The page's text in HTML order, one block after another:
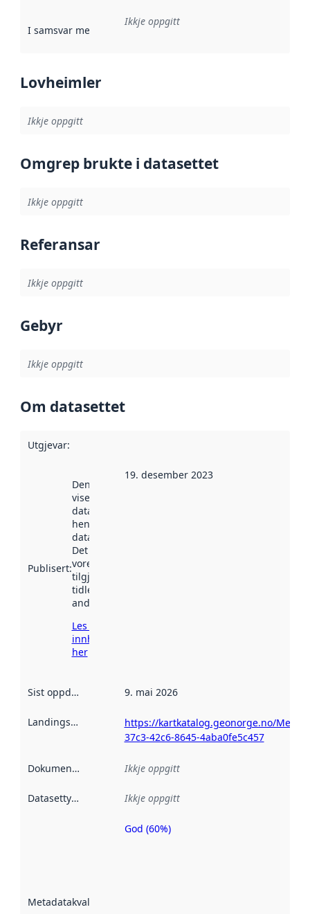
I samsvar med Referanse til ei implementeringsregel eller
Ikkje oppgitt
Lovheimler
Ikkje oppgitt
Omgrep brukte i datasettet
Ikkje oppgitt
Referansar
Ikkje oppgitt
Gebyr
Ikkje oppgitt
Om datasettet
Utgjevar:
Publisert:
Denne datoen
viser når
datasettet vart
henta inn av
data.norge.no.
Det kan ha
vore
tilgjengeleg
tidlegare
andre stader.
Les meir om
innhenting
her
19. desember 2023
Sist oppdatert 9. mai 2026
Landingsside
https://kartkatalog.geonorge.no/
37c3-42c6-8645-4aba0fe5c457
Dokumentasjon Ikkje oppgitt
Datasettype Ikkje oppgitt
Metadatakvalitet
Metadatakvalitet
God (60%)